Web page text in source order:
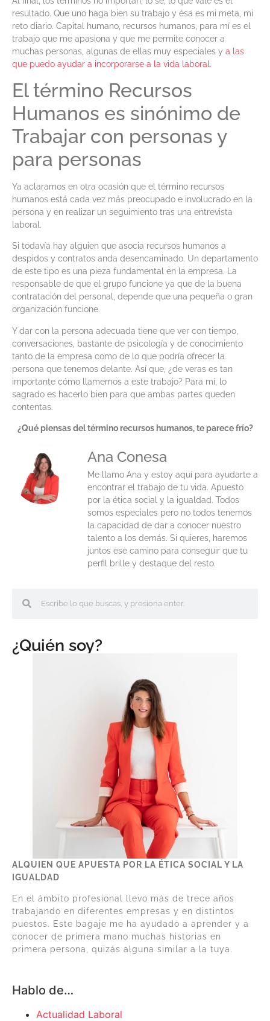
resultado. Que uno haga bien su trabajo y ésa es mi meta, mi
reto diario. Capital humano, recursos humanos, para mí es el
trabajo que me apasiona y que me permite conocer a
muchas personas, algunas de ellas muy especiales y a las
que puedo ayudar a incorporarse a la vida laboral.
El término Recursos
Humanos es sinónimo de
Trabajar con personas y
para personas
Ya aclaramos en otra ocasión que el término recursos
humanos está cada vez más preocupado e involucrado en la
persona y en realizar un seguimiento tras una entrevista
laboral.
Si todavía hay alguien que asocia recursos humanos a
despidos y contratos anda desencaminado. Un departamento
de este tipo es una pieza fundamental en la empresa. La
responsable de que el grupo funcione ya que de la buena
contratación del personal, depende que una pequeña o gran
organización funcione.
Y dar con la persona adecuada tiene que ver con tiempo,
conversaciones, bastante de psicología y de conocimiento
tanto de la empresa como de lo que podría ofrecer la
persona que tenemos delante. Así que, ¿de veras es tan
importante cómo llamemos a este trabajo? Para mí, lo
sagrado es hacerlo bien para que ambas partes queden
contentas.
¿Qué piensas del término recursos humanos, te parece frío?
Ana Conesa
Me llamo Ana y estoy aquí para ayudarte a
encontrar el trabajo de tu vida. Apuesto
por la ética social y la igualdad. Todos
somos especiales pero no todos tenemos
la capacidad de dar a conocer nuestro
talento a los demás. Si quieres, haremos
juntos ese camino para conseguir que tu
perfil brille y destaque del resto.
¿Quién soy?
ALQUIEN QUE APUESTA POR LA ÉTICA SOCIAL Y LA
IGUALDAD
En el ámbito profesional llevo más de trece años
trabajando en diferentes empresas y en distintos
puestos. Este bagaje me ha ayudado a aprender y a
conocer de primera mano muchas historias en
primera persona, quizás alguna similar a la tuya.
Hablo de…
Actualidad Laboral